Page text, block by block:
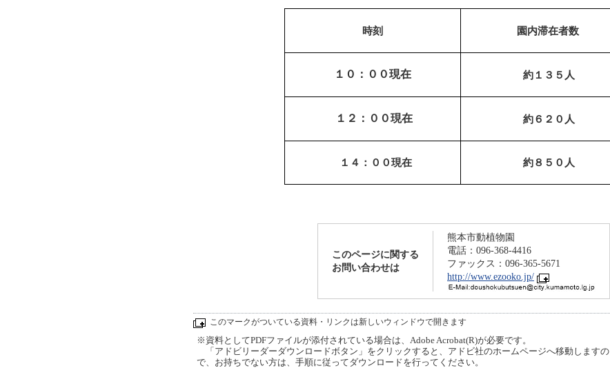
時刻 園内滞在者数
１０：００現在 約１３５人
１２：００現在 約６２０人
１４：００現在 約８５０人
このページに関する
お問い合わせは
熊本市動植物園
電話：096-368-4416
ファックス：096-365-5671
http://www.ezooko.jp/
このマークがついている資料・リンクは新しいウィンドウで開きます
※資料としてPDFファイルが添付されている場合は、Adobe Acrobat(R)が必要です。
「アドビリーダーダウンロードボタン」をクリックすると、アドビ社のホームページへ移動しますの
で、お持ちでない方は、手順に従ってダウンロードを行ってください。